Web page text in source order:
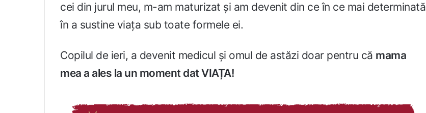
cei din jurul meu, m-am maturizat și am devenit din ce în ce mai determinată
în a sustine viața sub toate formele ei.
Copilul de ieri, a devenit medicul și omul de astăzi doar pentru că mama
mea a ales la un moment dat VIAȚA!